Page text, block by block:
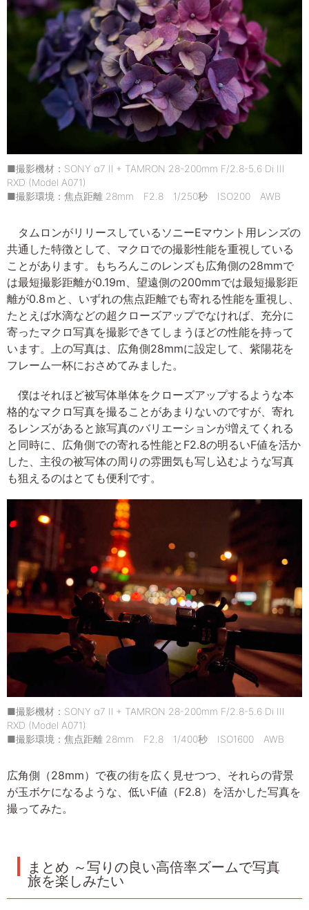
■撮影機材：SONY α7 Ⅱ + TAMRON 28-200mm F/2.8-5.6 Di III
RXD (Model A071)
■撮影環境：焦点距離 28mm F2.8 1/250秒 ISO200 AWB
タムロンがリリースしているソニーEマウント用レンズの
共通した特徴として、マクロでの撮影性能を重視している
ことがあります。もちろんこのレンズも広角側の28mmで
は最短撮影距離が0.19m、望遠側の200mmでは最短撮影距
離が0.8ｍと、いずれの焦点距離でも寄れる性能を重視し、
たとえば水滴などの超クローズアップでなければ、充分に
寄ったマクロ写真を撮影できてしまうほどの性能を持って
います。上の写真は、広角側28mmに設定して、紫陽花を
フレーム一杯におさめてみました。
僕はそれほど被写体単体をクローズアップするような本
格的なマクロ写真を撮ることがあまりないのですが、寄れ
るレンズがあると旅写真のバリエーションが増えてくれる
と同時に、広角側での寄れる性能とF2.8の明るいF値を活か
した、主役の被写体の周りの雰囲気も写し込むような写真
も狙えるのはとても便利です。
■撮影機材：SONY α7 Ⅱ + TAMRON 28-200mm F/2.8-5.6 Di III
RXD (Model A071)
■撮影環境：焦点距離 28mm F2.8 1/400秒 ISO1600 AWB
広角側（28mm）で夜の街を広く見せつつ、それらの背景
が玉ボケになるような、低いF値（F2.8）を活かした写真を
撮ってみた。
まとめ ～写りの良い高倍率ズームで写真
旅を楽しみたい